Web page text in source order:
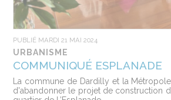
PUBLIÉ MARDI 21 MAI 2024
URBANISME
COMMUNIQUÉ ESPLANADE
La commune de Dardilly et la
d'abandonner le projet de construction